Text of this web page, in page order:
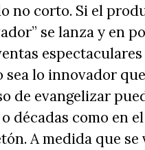
no corto. Si el
se lanza y en
sea lo innovador
de evangelizar
décadas como en
A medida que se